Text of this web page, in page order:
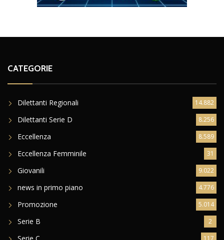
CATEGORIE
Dilettanti Regionali 14.882
Dilettanti Serie D 8.256
Eccellenza 8.589
Eccellenza Femminile 31
Giovanili 9.022
news in primo piano 4.776
Promozione 5.014
Serie B 2
117